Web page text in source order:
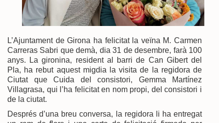
L’Ajuntament de Girona ha felicitat la veïna M. Carmen
Carreras Sabri que demà, dia 31 de desembre, farà 100
anys. La gironina, resident al barri de Can Gibert del
Pla, ha rebut aquest migdia la visita de la regidora de
Ciutat que Cuida del consistori, Gemma Martínez
Villagrasa, qui l’ha felicitat en nom propi, del consistori i
de la ciutat.
Després d’una breu conversa, la regidora li ha entregat